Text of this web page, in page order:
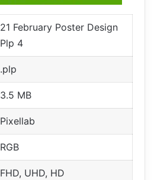
21 February Poster Design
Plp 4
.plp
3.5 MB
Pixellab
RGB
FHD, UHD, HD